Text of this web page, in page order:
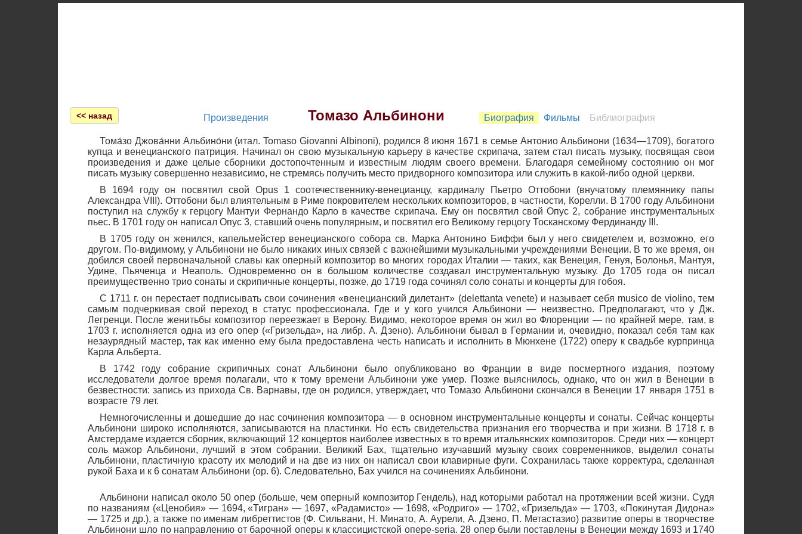
<< назад Произведения Томазо Альбинони Биография Фильмы Библиография
Тома́зо Джова́нни Альбино́ни (итал. Tomaso Giovanni Albinoni), родился 8 июня 1671 в семье Антонио Альбинони (1634—1709), богатого
купца и венецианского патриция. Начинал он свою музыкальную карьеру в качестве скрипача, затем стал писать музыку, посвящая свои
произведения и даже целые сборники достопочтенным и известным людям своего времени. Благодаря семейному состоянию он мог
писать музыку совершенно независимо, не стремясь получить место придворного композитора или служить в какой-либо одной церкви.
В 1694 году он посвятил свой Opus 1 соотечественнику-венецианцу, кардиналу Пьетро Оттобони (внучатому племяннику папы
Александра VIII). Оттобони был влиятельным в Риме покровителем нескольких композиторов, в частности, Корелли. В 1700 году Альбинони
поступил на службу к герцогу Мантуи Фернандо Карло в качестве скрипача. Ему он посвятил свой Опус 2, собрание инструментальных
пьес. В 1701 году он написал Опус 3, ставший очень популярным, и посвятил его Великому герцогу Тосканскому Фердинанду III.
В 1705 году он женился, капельмейстер венецианского собора св. Марка Антонино Биффи был у него свидетелем и, возможно, его
другом. По-видимому, у Альбинони не было никаких иных связей с важнейшими музыкальными учреждениями Венеции. В то же время, он
добился своей первоначальной славы как оперный композитор во многих городах Италии — таких, как Венеция, Генуя, Болонья, Мантуя,
Удине, Пьяченца и Неаполь. Одновременно он в большом количестве создавал инструментальную музыку. До 1705 года он писал
преимущественно трио сонаты и скрипичные концерты, позже, до 1719 года сочинял соло сонаты и концерты для гобоя.
С 1711 г. он перестает подписывать свои сочинения «венецианский дилетант» (delettanta venete) и называет себя musico de violino, тем
самым подчеркивая свой переход в статус профессионала. Где и у кого учился Альбинони — неизвестно. Предполагают, что у Дж.
Легренци. После женитьбы композитор переезжает в Верону. Видимо, некоторое время он жил во Флоренции — по крайней мере, там, в
1703 г. исполняется одна из его опер («Гризельда», на либр. А. Дзено). Альбинони бывал в Германии и, очевидно, показал себя там как
незаурядный мастер, так как именно ему была предоставлена честь написать и исполнить в Мюнхене (1722) оперу к свадьбе курпринца
Карла Альберта.
В 1742 году собрание скрипичных сонат Альбинони было опубликовано во Франции в виде посмертного издания, поэтому
исследователи долгое время полагали, что к тому времени Альбинони уже умер. Позже выяснилось, однако, что он жил в Венеции в
безвестности: запись из прихода Св. Варнавы, где он родился, утверждает, что Томазо Альбинони скончался в Венеции 17 января 1751 в
возрасте 79 лет.
Немногочисленны и дошедшие до нас сочинения композитора — в основном инструментальные концерты и сонаты. Сейчас концерты
Альбинони широко исполняются, записываются на пластинки. Но есть свидетельства признания его творчества и при жизни. В 1718 г. в
Амстердаме издается сборник, включающий 12 концертов наиболее известных в то время итальянских композиторов. Среди них — концерт
соль мажор Альбинони, лучший в этом собрании. Великий Бах, тщательно изучавший музыку своих современников, выделил сонаты
Альбинони, пластичную красоту их мелодий и на две из них он написал свои клавирные фуги. Сохранилась также корректура, сделанная
рукой Баха и к 6 сонатам Альбинони (ор. 6). Следовательно, Бах учился на сочинениях Альбинони.
Альбинони написал около 50 опер (больше, чем оперный композитор Гендель), над которыми работал на протяжении всей жизни. Судя
по названиям («Ценобия» — 1694, «Тигран» — 1697, «Радамисто» — 1698, «Родриго» — 1702, «Гризельда» — 1703, «Покинутая Дидона»
— 1725 и др.), а также по именам либреттистов (Ф. Сильвани, Н. Минато, А. Аурели, А. Дзено, П. Метастазио) развитие оперы в творчестве
Альбинони шло по направлению от барочной оперы к классицистской опере-seria. 28 опер были поставлены в Венеции между 1693 и 1740